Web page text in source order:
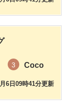
3 Coco
6日09時41分更新